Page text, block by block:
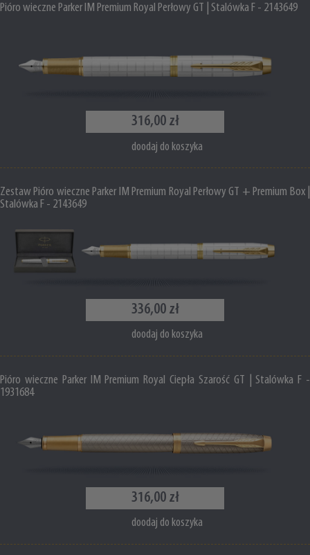
Pióro wieczne Parker IM Premium Royal Perłowy GT | Stalówka F - 2143649
316,00 zł
doodaj do koszyka
Zestaw Pióro wieczne Parker IM Premium Royal Perłowy GT + Premium Box |
Stalówka F - 2143649
336,00 zł
doodaj do koszyka
Pióro wieczne Parker IM Premium Royal Ciepła Szarość GT | Stalówka F -
1931684
316,00 zł
doodaj do koszyka